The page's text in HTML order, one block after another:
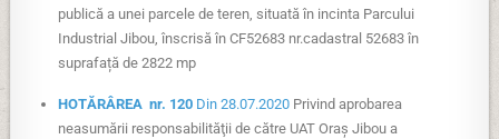
publică a unei parcele de teren, situată în incinta Parcului
Industrial Jibou, înscrisă în CF52683 nr.cadastral 52683 în
suprafață de 2822 mp
HOTĂRÂREA nr. 120 Din 28.07.2020 Privind aprobarea
neasumării responsabilităţii de către UAT Oraș Jibou a